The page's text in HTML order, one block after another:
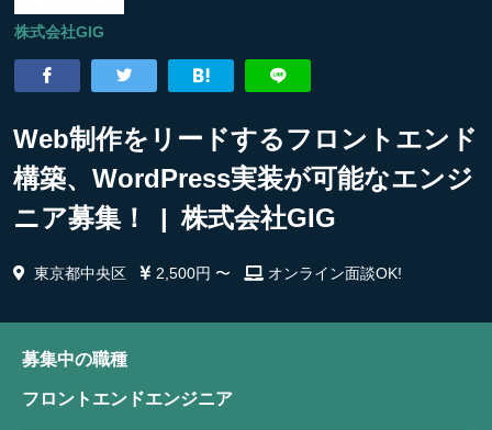
株式会社GIG
Web制作をリードするフロントエンド
構築、WordPress実装が可能なエンジ
ニア募集！ | 株式会社GIG
東京都中央区 2,500円 〜 オンライン面談OK!
募集中の職種
フロントエンドエンジニア